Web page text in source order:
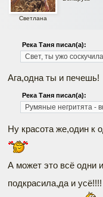
Светлана
Река Таня писал(а):
Свет, ты ужо
Ага,одна ты и печешь!
Река Таня писал(а):
Румяные негритята -
Ну красота же,один к
А может это всё одни
подкрасила,да и усё!!!!